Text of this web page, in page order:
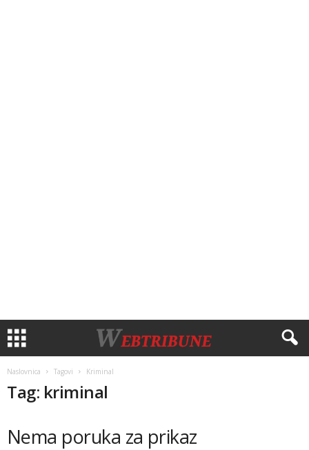
Naslovnica Tagovi Kriminal
Tag: kriminal
Nema poruka za prikaz